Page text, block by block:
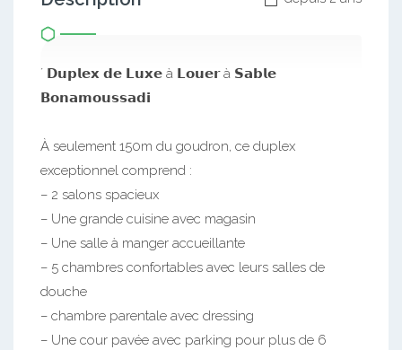
´ 𝗗𝘂𝗽𝗹𝗲𝘅 𝗱𝗲 𝗟𝘂𝘅𝗲 à 𝗟𝗼𝘂𝗲𝗿 à 𝗦𝗮𝗯𝗹𝗲
𝗕𝗼𝗻𝗮𝗺𝗼𝘂𝘀𝘀𝗮𝗱𝗶
À seulement 150m du goudron, ce duplex
exceptionnel comprend :
– 2 salons spacieux
– Une grande cuisine avec magasin
– Une salle à manger accueillante
– 5 chambres confortables avec leurs salles de
douche
– chambre parentale avec dressing
– Une cour pavée avec parking pour plus de 6